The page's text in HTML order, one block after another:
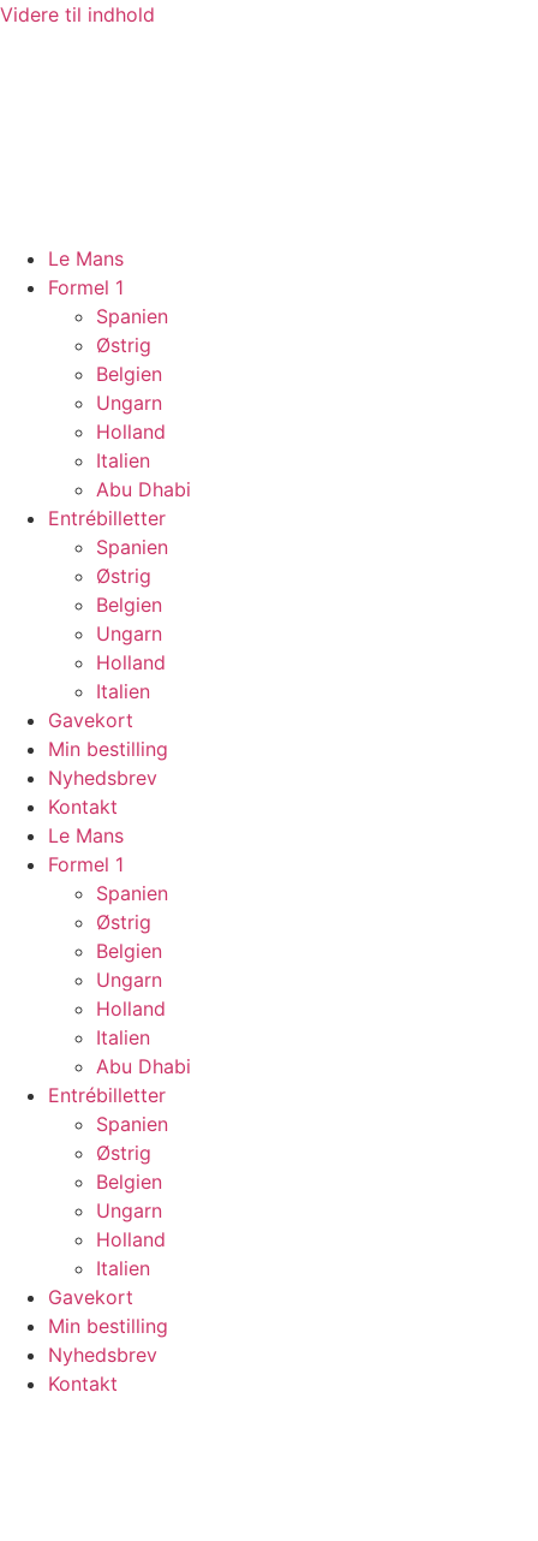
Videre til indhold
Le Mans
Formel 1
Spanien
Østrig
Belgien
Ungarn
Holland
Italien
Abu Dhabi
Entrébilletter
Spanien
Østrig
Belgien
Ungarn
Holland
Italien
Gavekort
Min bestilling
Nyhedsbrev
Kontakt
Le Mans
Formel 1
Spanien
Østrig
Belgien
Ungarn
Holland
Italien
Abu Dhabi
Entrébilletter
Spanien
Østrig
Belgien
Ungarn
Holland
Italien
Gavekort
Min bestilling
Nyhedsbrev
Kontakt